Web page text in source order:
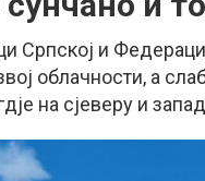
Српској и
облачности, а
на сјеверу и